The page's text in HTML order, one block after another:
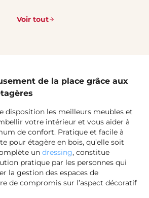
Voir tout
de la place grâce aux
disposition les meilleurs meubles et
votre intérieur et vous aider à
de confort. Pratique et facile à
pour étagère en bois, qu’elle soit
un dressing, constitue
pratique par les personnes qui
la gestion des espaces de
de compromis sur l’aspect décoratif